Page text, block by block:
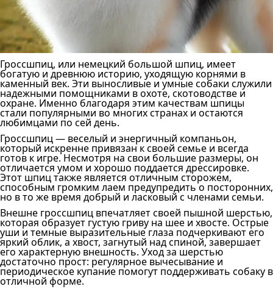
Гроссшпиц, или немецкий большой шпиц, имеет
богатую и древнюю историю, уходящую корнями в
каменный век. Эти выносливые и умные собаки служили
надежными помощниками в охоте, скотоводстве и
охране. Именно благодаря этим качествам шпицы
стали популярными во многих странах и остаются
любимцами по сей день.
Гроссшпиц — веселый и энергичный компаньон,
который искренне привязан к своей семье и всегда
готов к игре. Несмотря на свои большие размеры, он
отличается умом и хорошо поддается дрессировке.
Этот шпиц также является отличным сторожем,
способным громким лаем предупредить о посторонних,
но в то же время добрый и ласковый с членами семьи.
Внешне гроссшпиц впечатляет своей пышной шерстью,
которая образует густую гриву на шее и хвосте. Острые
уши и темные выразительные глаза подчеркивают его
яркий облик, а хвост, загнутый над спиной, завершает
его характерную внешность. Уход за шерстью
достаточно прост: регулярное вычесывание и
периодическое купание помогут поддерживать собаку в
отличной форме.